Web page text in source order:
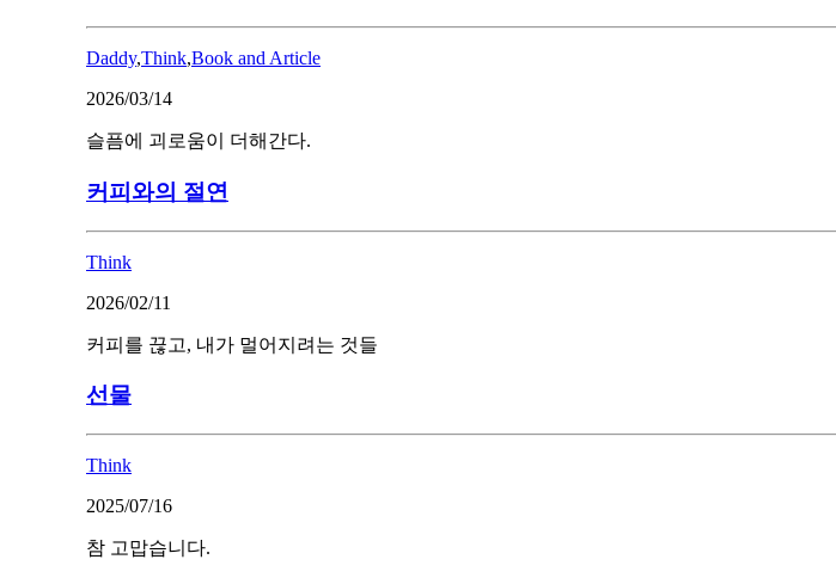
Daddy,Think,Book and Article
2026/03/14
슬픔에 괴로움이 더해간다.
커피와의 절연
Think
2026/02/11
커피를 끊고, 내가 멀어지려는 것들
선물
Think
2025/07/16
참 고맙습니다.